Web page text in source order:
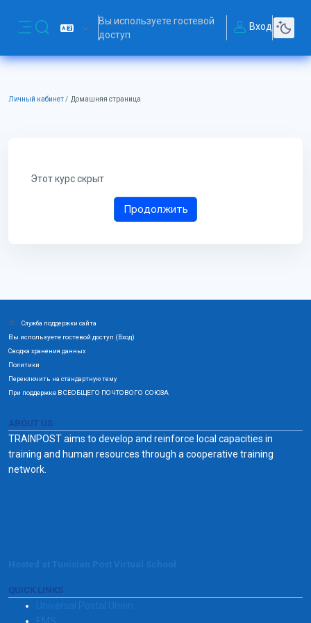
Боковая панель
Изменить данные поисковой строки
Вы используете гостевой
доступ
Вход
Личный кабинет Домашняя страница
Этот курс скрыт
Продолжить
Служба поддержки сайта
Вы используете гостевой доступ (Вход)
Сводка хранения данных
Политики
Переключить на стандартную тему
При поддержке ВСЕОБЩЕГО ПОЧТОВОГО СОЮЗА
ABOUT US
TRAINPOST aims to develop and reinforce local capacities in
training and human resources through a cooperative training
network.
QUICK LINKS